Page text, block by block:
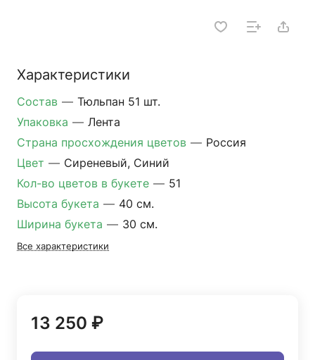
Характеристики
Состав — Тюльпан 51 шт.
Упаковка — Лента
Страна просхождения цветов — Россия
Цвет — Сиреневый, Синий
Кол-во цветов в букете — 51
Высота букета — 40 см.
Ширина букета — 30 см.
Все характеристики
13 250 ₽